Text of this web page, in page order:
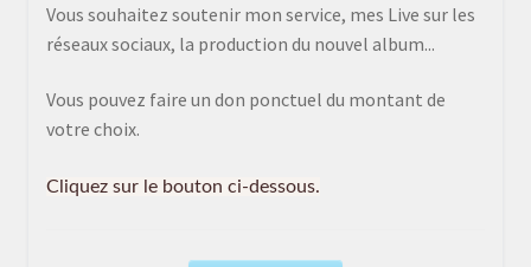
Vous souhaitez soutenir mon service, mes Live sur les
réseaux sociaux, la production du nouvel album...
Vous pouvez faire un don ponctuel du montant de
votre choix.
Cliquez sur le bouton ci-dessous.